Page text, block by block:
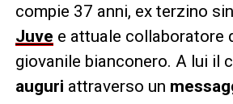
compie 37 anni, ex terzino
Juve e attuale collaboratore
giovanile bianconero. A lui il
auguri attraverso un